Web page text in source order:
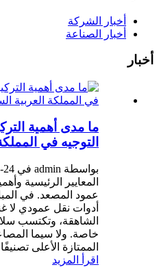
أخبار الشركة
أخبار الصناعة
أخبار
ما مدى أهمية
التوجيه في
بواسطة admin في 24-08-31
المعايير الرئيسية
عمود المصعد. في
أدوات نقل عمودي لا
الشاهقة، وتكتسب
خاصة. ولا سيما
الممتازة الأعلى
اقرأ المزيد